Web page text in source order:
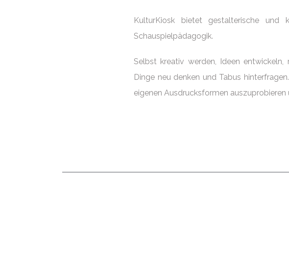
KulturKiosk bietet gestalterische und
Schauspielpädagogik.
Selbst kreativ werden, Ideen
Dinge neu denken und Tabus
eigenen Ausdrucksformen